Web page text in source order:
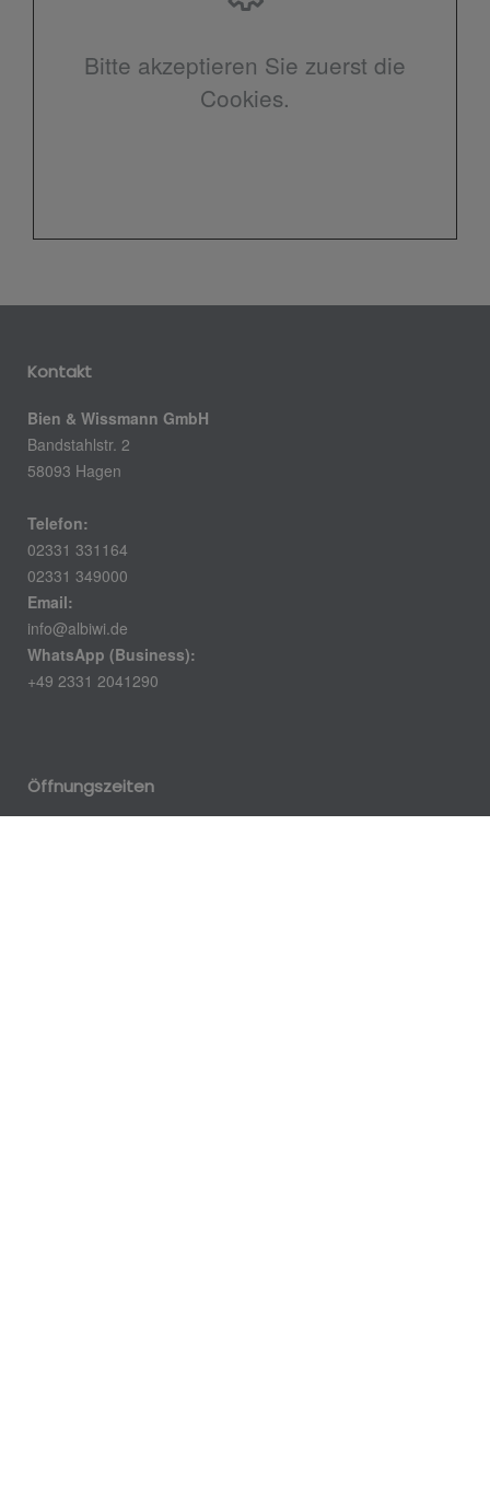
Bitte akzeptieren Sie zuerst die
Cookies.
Kontakt
Bien & Wissmann GmbH
Bandstahlstr. 2
58093 Hagen
Telefon:
02331 331164
02331 349000
Email:
info@albiwi.de
WhatsApp (Business):
+49 2331 2041290
Öffnungszeiten